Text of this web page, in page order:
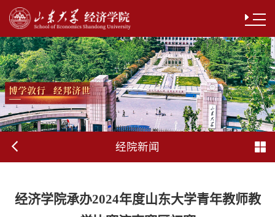
经院新闻
经济学院承办2024年度山东大学青年教师教